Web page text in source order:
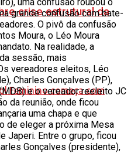
crise estrutural da
uma confusão roubou o
grande confusão com bate-
O pivô da confusão
Moura, o Léo Moura
Na realidade, a
sessão, mais
vereadores eleitos, Léo
Charles Gonçalves (PP),
e o vereador reeleito JC
da reunião, onde ficou
uma chapa e que
de eleger a próxima Mesa
Japeri. Entre o grupo, ficou
Gonçalves (presidente),